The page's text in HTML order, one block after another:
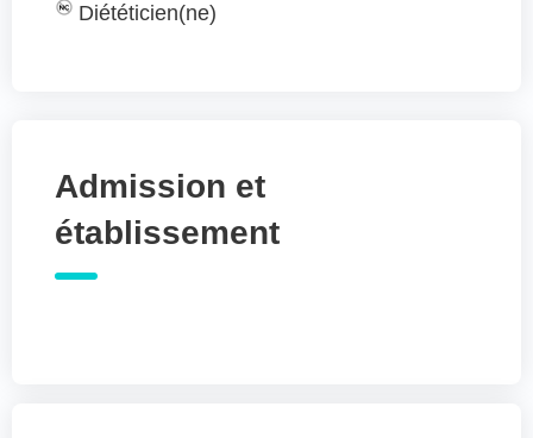
Diététicien(ne)
Admission et
établissement